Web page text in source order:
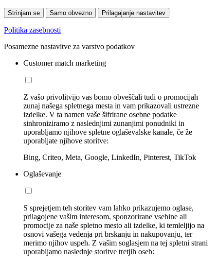
Strinjam se Samo obvezno Prilagajanje nastavitev
Politika zasebnosti
Posamezne nastavitve za varstvo podatkov
Customer match marketing
Z vašo privolitvijo vas bomo obveščali tudi o promocijah
zunaj našega spletnega mesta in vam prikazovali ustrezne
izdelke. V ta namen vaše šifrirane osebne podatke
sinhroniziramo z naslednjimi zunanjimi ponudniki in
uporabljamo njihove spletne oglaševalske kanale, če že
uporabljate njihove storitve:
Bing, Criteo, Meta, Google, LinkedIn, Pinterest, TikTok
Oglaševanje
S sprejetjem teh storitev vam lahko prikazujemo oglase,
prilagojene vašim interesom, sponzorirane vsebine ali
promocije za naše spletno mesto ali izdelke, ki temleljijo na
osnovi vašega vedenja pri brskanju in nakupovanju, ter
merimo njihov uspeh. Z vašim soglasjem na tej spletni strani
uporabljamo naslednje storitve tretjih oseb: